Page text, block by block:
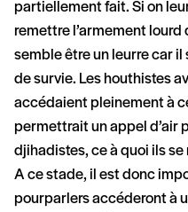
partiellement fait. Si on
remettre l’armement lourd
semble être un leurre car il
de survie. Les houthistes
accédaient pleinement à
permettrait un appel d’air
djihadistes, ce à quoi ils se
A ce stade, il est donc
pourparlers accéderont à